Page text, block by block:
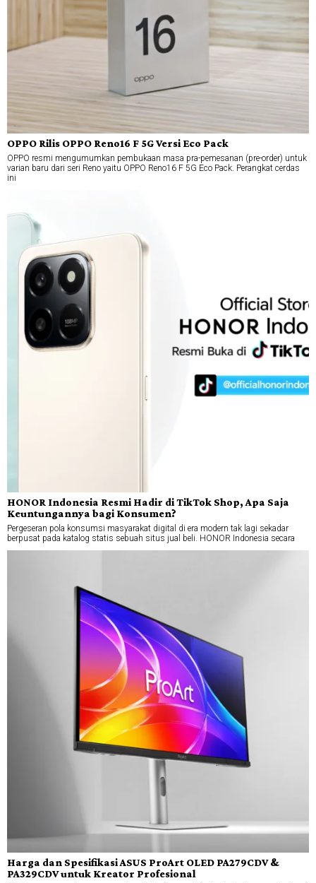
OPPO Rilis OPPO Reno16 F 5G Versi Eco Pack
OPPO resmi mengumumkan pembukaan masa pra-pemesanan (pre-order) untuk
varian baru dari seri Reno yaitu OPPO Reno16 F 5G Eco Pack. Perangkat cerdas
ini
HONOR Indonesia Resmi Hadir di TikTok Shop, Apa Saja
Keuntungannya bagi Konsumen?
Pergeseran pola konsumsi masyarakat digital di era modern tak lagi sekadar
berpusat pada katalog statis sebuah situs jual beli. HONOR Indonesia secara
Harga dan Spesifikasi ASUS ProArt OLED PA279CDV &
PA329CDV untuk Kreator Profesional